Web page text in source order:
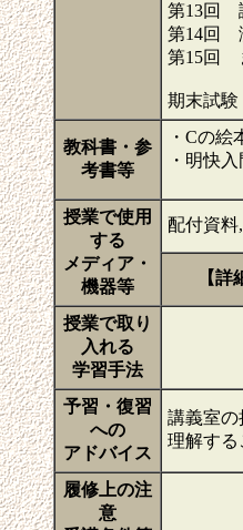
第13回
第14回
第15回
期末試験
教科書・参
考書等
・Cの
・明快
授業で使用
する
メディア・
機器等
配付資料
【詳
授業で取り
入れる
学習手法
予習・復習
への
アドバイス
講義室の
理解する
履修上の注
意